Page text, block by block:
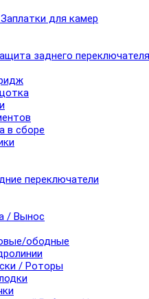
для камер
заднего переключателя
в сборе
переключатели
/ Вынос
ободные
/ Роторы